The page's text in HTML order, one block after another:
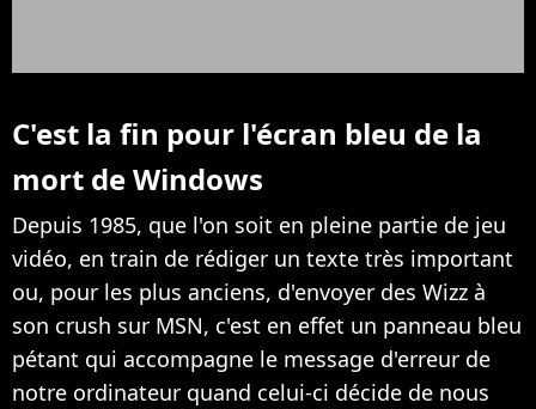
C'est la fin pour l'écran bleu de la
mort de Windows
Depuis 1985, que l'on soit en pleine partie de jeu
vidéo, en train de rédiger un texte très important
ou, pour les plus anciens, d'envoyer des Wizz à
son crush sur MSN, c'est en effet un panneau bleu
pétant qui accompagne le message d'erreur de
notre ordinateur quand celui-ci décide de nous